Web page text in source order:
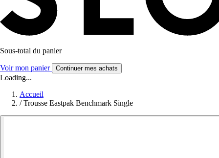
Sous-total du panier
Voir mon panier Continuer mes achats
Loading...
Accueil
/ Trousse Eastpak Benchmark Single